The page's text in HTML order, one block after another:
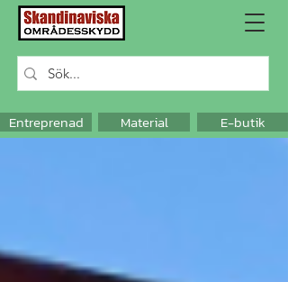
Entreprenad Material E-butik